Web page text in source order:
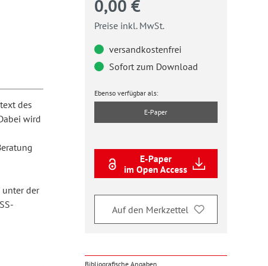
des
wird
der
0,00 €
Preise inkl. MwSt.
versandkostenfrei
Sofort zum Download
Ebenso verfügbar als:
E-Paper
E-Paper
im Open Access
Auf den Merkzettel
Bibliografische Angaben